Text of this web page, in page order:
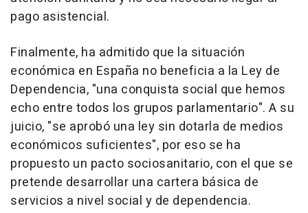
pago asistencial.
Finalmente, ha admitido que la situación
económica en España no beneficia a la Ley de
Dependencia, "una conquista social que hemos
echo entre todos los grupos parlamentario". A su
juicio, "se aprobó una ley sin dotarla de medios
económicos suficientes", por eso se ha
propuesto un pacto sociosanitario, con el que se
pretende desarrollar una cartera básica de
servicios a nivel social y de dependencia.